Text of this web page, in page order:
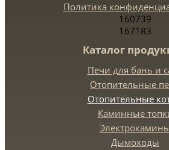
Политика
160739
167183
Каталог
Печи для бань и
Отопительные
Отопительные
Каминные
Дымоходы